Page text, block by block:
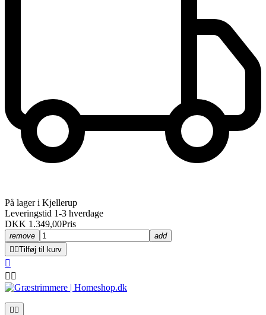
På lager i Kjellerup
Leveringstid 1-3 hverdage
DKK 1.349,00Pris
remove
add
 Tilføj til kurv

 
 